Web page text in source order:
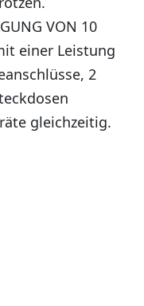
VON 10
einer Leistung
2
gleichzeitig.